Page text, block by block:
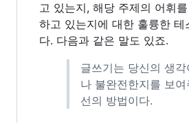
고 있는지, 해당 주제의 어휘
하고 있는지에 대한 훌륭한 테
다. 다음과 같은 말도 있죠.
글쓰기는 당신의 생
나 불완전한지를 보여
선의 방법이다.